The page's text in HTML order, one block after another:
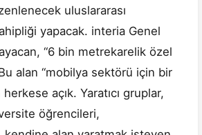
uluslararası
yapacak. interia Genel
“6 bin metrekarelik özel
alan “mobilya sektörü için bir
açık. Yaratıcı gruplar,
öğrencileri,